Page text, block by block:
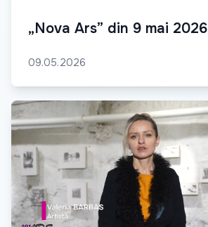
„Nova Ars” din 9 mai 2026
09.05.2026